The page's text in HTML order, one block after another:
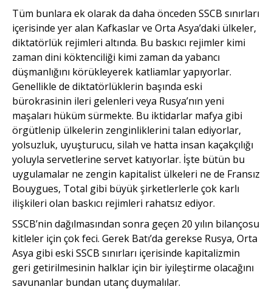
Tüm bunlara ek olarak da daha önceden SSCB sınırları
içerisinde yer alan Kafkaslar ve Orta Asya’daki ülkeler,
diktatörlük rejimleri altında. Bu baskıcı rejimler kimi
zaman dini köktenciliği kimi zaman da yabancı
düşmanlığını körükleyerek katliamlar yapıyorlar.
Genellikle de diktatörlüklerin başında eski
bürokrasinin ileri gelenleri veya Rusya’nın yeni
maşaları hüküm sürmekte. Bu iktidarlar mafya gibi
örgütlenip ülkelerin zenginliklerini talan ediyorlar,
yolsuzluk, uyuşturucu, silah ve hatta insan kaçakçılığı
yoluyla servetlerine servet katıyorlar. İşte bütün bu
uygulamalar ne zengin kapitalist ülkeleri ne de Fransız
Bouygues, Total gibi büyük şirketlerlerle çok karlı
ilişkileri olan baskıcı rejimleri rahatsız ediyor.
SSCB’nin dağılmasından sonra geçen 20 yılın bilançosu
kitleler için çok feci. Gerek Batı’da gerekse Rusya, Orta
Asya gibi eski SSCB sınırları içerisinde kapitalizmin
geri getirilmesinin halklar için bir iyileştirme olacağını
savunanlar bundan utanç duymalılar.